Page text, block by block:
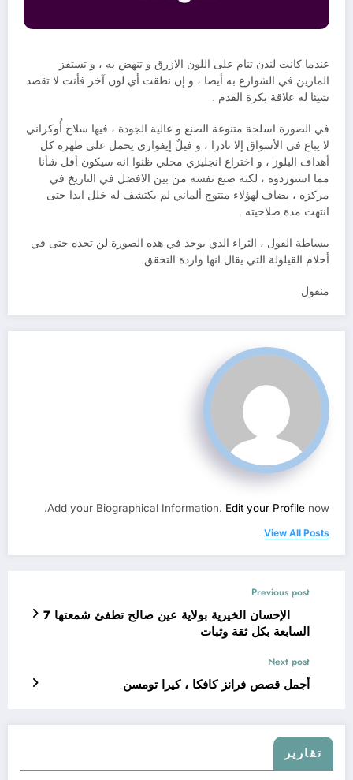
عندما كانت لندن تنام على اللون الازرق و تنهض به ، و تستفز
المارين في الشوارع به أيضا ، و إن نطقت أي لون آخر فأنت لا تقصد
شيئا له علاقة بكرة القدم .
في الصورة اسلحة متنوعة الصنع و عالية الجودة ، فيها سلاح أُوكراني
لا يباع في الأسواق إلا نادرا ، و فيلٌ إيفواري يحمل على ظهره كل
أهداف البلوز ، و اختراع انجليزي محلي ظنوا انه سيكون أقل شأنا
مما استوردوه ، لكنه صنع نفسه من بين الافضل في التاريخ في
مركزه ، يضاف لهؤلاء منتوج ألماني لم يكتشف له خلل ابدا حتى
انتهت مدة صلاحيته .
ببساطة القول ، الثراء الذي يوجد في هذه الصورة لن تجده حتى في
أحلام القيلولة التي يقال انها واردة التحقق.
منقول
Add your Biographical Information. Edit your Profile now.
View All Posts
Previous post
الإحسان الخيرية بولاية عين صالح تطفئ شمعتها 7
السابعة بكل ثقة وثبات
Next post
أجمل قصص فرانز كافكا ، كيرا تومسن
تقارير